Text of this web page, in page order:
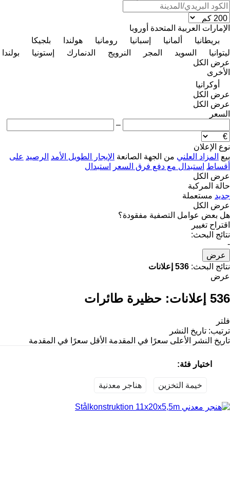
الإمارات العربية المتحدة أوروبا
بريطانيا
ألمانيا إسبانيا رومانيا هولندا
بلجيكا
ليتوانيا
السويد المجر النرويج الدنمارك إستونيا
بولندا
عرض الكل
الأخرى
أوكرانيا
عرض الكل
عرض الكل
السعر
–
نوع الإعلان
بيع المزاد العلني من الجهة الصانعة الإيجار الطويل الأمد الرصيد على
أقساط استبدال مع دفع فرق السعر
استبدال
عرض الكل
حالة المركبة
جديد مستعملة
عرض الكل
هل بعض عوامل التصفية مفقودة؟
اقتراح تغيير
نتائج البحث:
-
عرض
نتائج البحث: 536 إعلانات
عرض
536 إعلانات: حظيرة طائرات
فلتر
ترتيب: تاريخ النشر
تاريخ النشر
الأعلى سعرًا في المقدمة الأقل سعرًا في المقدمة
اختيار فئة:
خيمة التخزين هناجر معدنية